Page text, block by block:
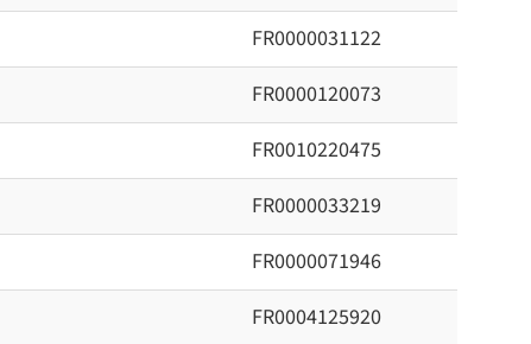
FR0000031122
FR0000120073
FR0010220475
FR0000033219
FR0000071946
FR0004125920